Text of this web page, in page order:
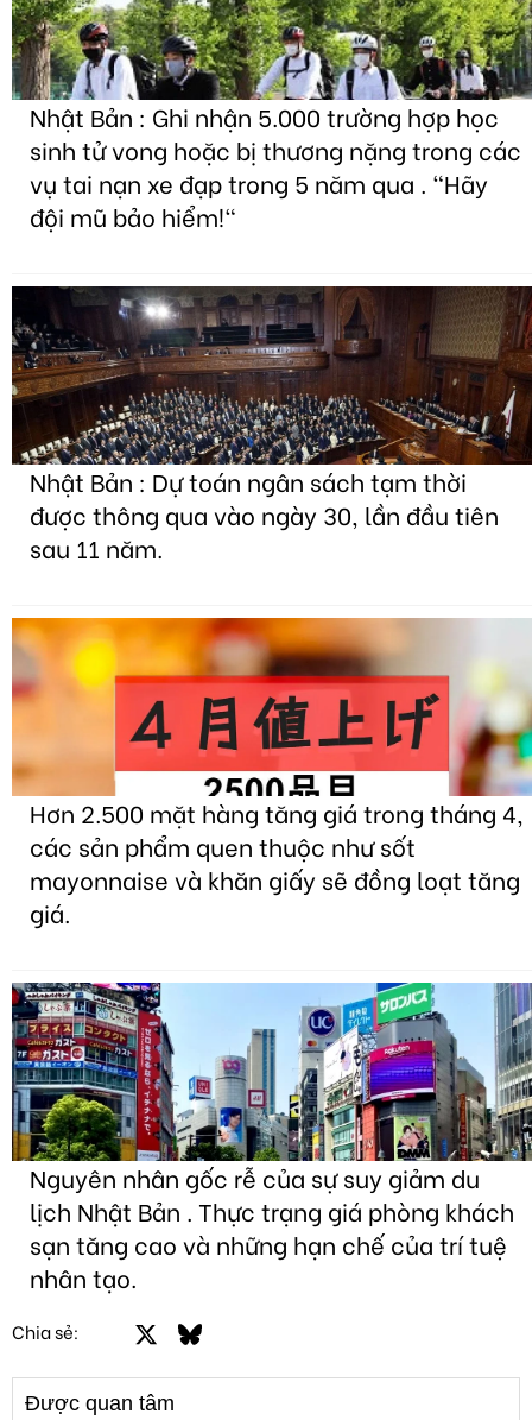
Nhật Bản : Ghi nhận 5.000 trường hợp học
sinh tử vong hoặc bị thương nặng trong các
vụ tai nạn xe đạp trong 5 năm qua . "Hãy
đội mũ bảo hiểm!"
Nhật Bản : Dự toán ngân sách tạm thời
được thông qua vào ngày 30, lần đầu tiên
sau 11 năm.
Hơn 2.500 mặt hàng tăng giá trong tháng 4,
các sản phẩm quen thuộc như sốt
mayonnaise và khăn giấy sẽ đồng loạt tăng
giá.
Nguyên nhân gốc rễ của sự suy giảm du
lịch Nhật Bản . Thực trạng giá phòng khách
sạn tăng cao và những hạn chế của trí tuệ
nhân tạo.
Chia sẻ: FacebookBluesky
Được quan tâm